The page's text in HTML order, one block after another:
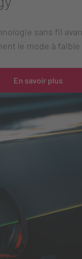
sans fil
le mode à faible
En savoir plus